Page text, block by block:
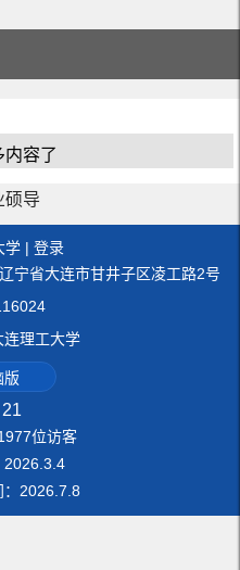
内容了
硕导
学 | 登录
宁省大连市甘井子区凌工路2号
连理工大学
版
21
位访客
2026 3 4
2026 7 8